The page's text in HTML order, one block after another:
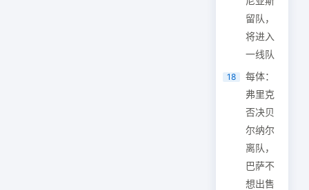
留队，
将进入
一线队
18
每体：
弗里克
否决贝
尔纳尔
离队，
巴萨不
想出售